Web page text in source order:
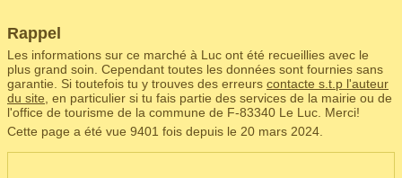
Rappel
Les informations sur ce marché à Luc ont été recueillies avec le
plus grand soin. Cependant toutes les données sont fournies sans
garantie. Si toutefois tu y trouves des erreurs contacte s.t.p l'auteur
du site , en particulier si tu fais partie des services de la mairie ou de
l'office de tourisme de la commune de F‑83340 Le Luc. Merci!
Cette page a été vue 9401 fois depuis le 20 mars 2024.